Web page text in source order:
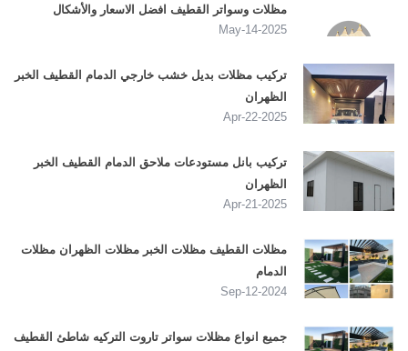
مظلات وسواتر القطيف افضل الاسعار والأشكال
2025-May-14
تركيب مظلات بديل خشب خارجي الدمام القطيف الخبر
الظهران
2025-Apr-22
تركيب بانل مستودعات ملاحق الدمام القطيف الخبر
الظهران
2025-Apr-21
مظلات القطيف مظلات الخبر مظلات الظهران مظلات
الدمام
2024-Sep-12
جميع انواع مظلات سواتر تاروت التركيه شاطئ القطيف